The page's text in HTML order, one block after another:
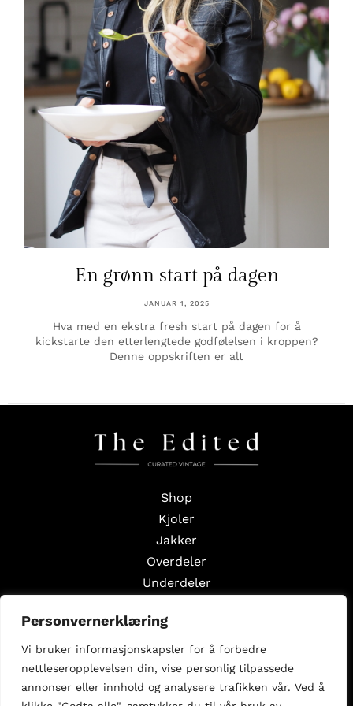
Personvernerklæring
Vi bruker informasjonskapsler for å forbedre
nettleseropplevelsen din, vise personlig tilpassede
annonser eller innhold og analysere trafikken vår. Ved å
En grønn start på dagen
JANUAR 1, 2025
Hva med en ekstra fresh start på dagen for å
kickstarte den etterlengtede godfølelsen i kroppen?
Denne oppskriften er alt
Shop
Kjoler
Jakker
Overdeler
Underdeler
Styling Edits
Guide Edits
Inspirasjon
Om oss